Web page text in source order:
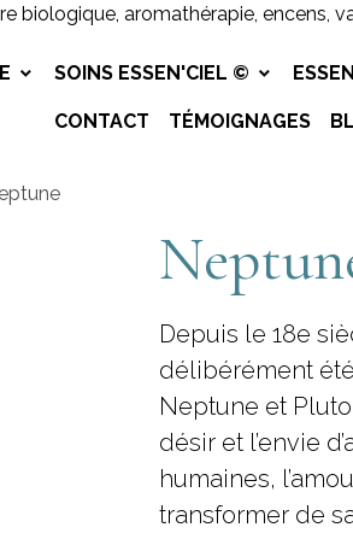
biologique, aromathérapie, encens,
SOINS ESSEN'CIEL ©
CONTACT TÉMOIGNAGES
Depuis le 18e
délibérément
Neptune et
désir et l’envie
humaines,
transformer de